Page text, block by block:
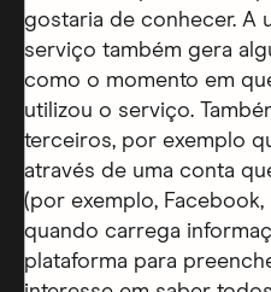
gostaria de conhecer. A
serviço também gera
como o momento em
utilizou o serviço.
terceiros, por exemplo
através de uma conta
(por exemplo,
quando carrega
plataforma para